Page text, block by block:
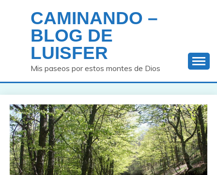
contenido
CAMINANDO –
BLOG DE
LUISFER
Mis paseos por estos montes de Dios